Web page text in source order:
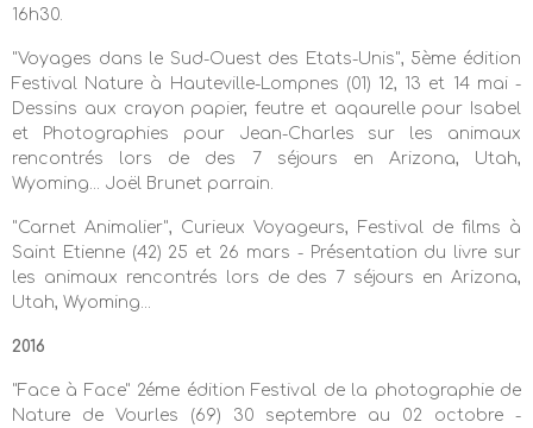
16h30.
"Voyages dans le Sud-Ouest des Etats-Unis", 5ème édition
Festival Nature à Hauteville-Lompnes (01) 12, 13 et 14 mai -
Dessins aux crayon papier, feutre et aqaurelle pour Isabel
et Photographies pour Jean-Charles sur les animaux
rencontrés lors de des 7 séjours en Arizona, Utah,
Wyoming... Joël Brunet parrain.
"Carnet Animalier", Curieux Voyageurs, Festival de films à
Saint Etienne (42) 25 et 26 mars - Présentation du livre sur
les animaux rencontrés lors de des 7 séjours en Arizona,
Utah, Wyoming...
2016
"Face à Face" 2éme édition Festival de la photographie de
Nature de Vourles (69) 30 septembre au 02 octobre -